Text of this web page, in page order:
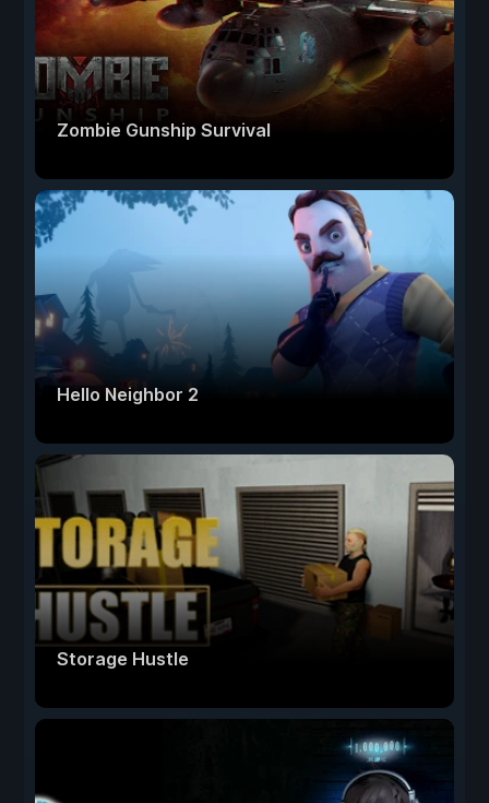
Zombie Gunship Survival
Hello Neighbor 2
Storage Hustle